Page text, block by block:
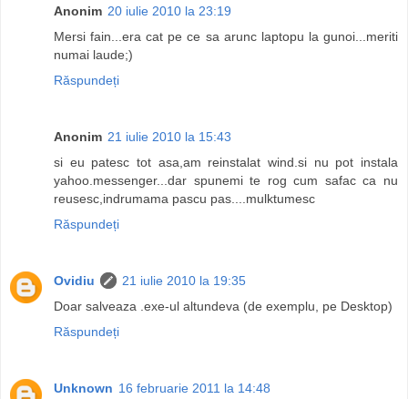
Anonim 20 iulie 2010 la 23:19
Mersi fain...era cat pe ce sa arunc laptopu la gunoi...meriti
numai laude;)
Răspundeți
Anonim 21 iulie 2010 la 15:43
si eu patesc tot asa,am reinstalat wind.si nu pot instala
yahoo.messenger...dar spunemi te rog cum safac ca nu
reusesc,indrumama pascu pas....mulktumesc
Răspundeți
Ovidiu
21 iulie 2010 la 19:35
Doar salveaza .exe-ul altundeva (de exemplu, pe Desktop)
Răspundeți
Unknown 16 februarie 2011 la 14:48